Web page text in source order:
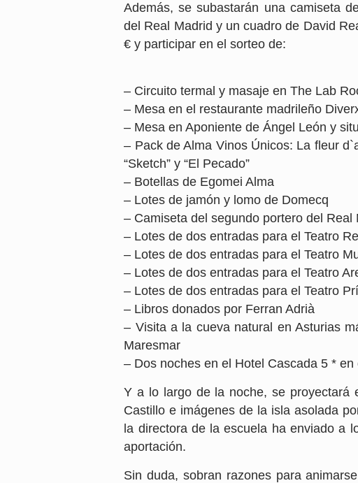
Además, se subastarán una camiseta
del Real Madrid y un cuadro de David
€ y participar en el sorteo de:
– Circuito termal y masaje en The Lab
– Mesa en el restaurante madrileño
– Mesa en Aponiente de Ángel León y
– Pack de Alma Vinos Únicos: La fleur
“Sketch” y “El Pecado”
– Botellas de Egomei Alma
– Lotes de jamón y lomo de Domecq
– Camiseta del segundo portero del Real
– Lotes de dos entradas para el Teatro
– Lotes de dos entradas para el Teatro
– Lotes de dos entradas para el Teatro
– Lotes de dos entradas para el Teatro
– Libros donados por Ferran Adrià
– Visita a la cueva natural en Asturias
Maresmar
– Dos noches en el Hotel Cascada 5 *
Y a lo largo de la noche, se proyectará
Castillo e imágenes de la isla asolada
la directora de la escuela ha enviado a
aportación.
Sin duda, sobran razones para